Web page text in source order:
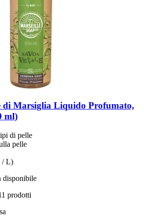
di Marsiglia Liquido Profumato,
ml)
di pelle
pelle
/ L)
disponibile
prodotti